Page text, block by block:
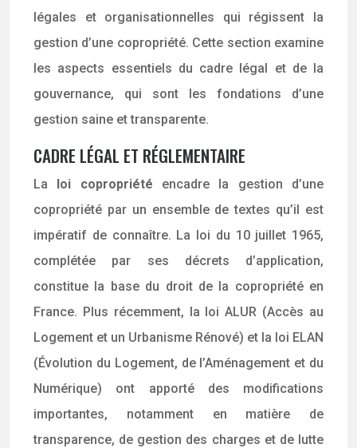
légales et organisationnelles qui régissent la
gestion d’une copropriété. Cette section examine
les aspects essentiels du cadre légal et de la
gouvernance, qui sont les fondations d’une
gestion saine et transparente.
CADRE LÉGAL ET RÉGLEMENTAIRE
La loi copropriété encadre la gestion d’une
copropriété par un ensemble de textes qu’il est
impératif de connaître. La loi du 10 juillet 1965,
complétée par ses décrets d’application,
constitue la base du droit de la copropriété en
France. Plus récemment, la loi ALUR (Accès au
Logement et un Urbanisme Rénové) et la loi ELAN
(Évolution du Logement, de l’Aménagement et du
Numérique) ont apporté des modifications
importantes, notamment en matière de
transparence, de gestion des charges et de lutte